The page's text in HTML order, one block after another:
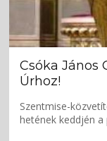
Csóka János
Úrhoz!
Szentmise-
hetének keddjén a